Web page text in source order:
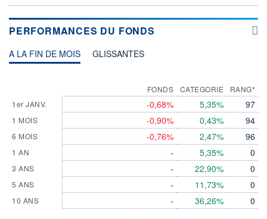
PERFORMANCES DU FONDS
A LA FIN DE MOIS GLISSANTES
1er JANV.
1 MOIS
6 MOIS
1 AN
3 ANS
5 ANS
10 ANS
FONDS
-0,68%
-0,90%
-0,76%
-
-
-
-
CATEGORIE
5,35%
0,43%
2,47%
5,35%
22,90%
11,73%
36,26%
RANG*
97
94
96
0
0
0
0